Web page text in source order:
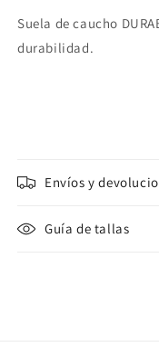
Suela de caucho
durabilidad.
Envíos y
Guía de tallas